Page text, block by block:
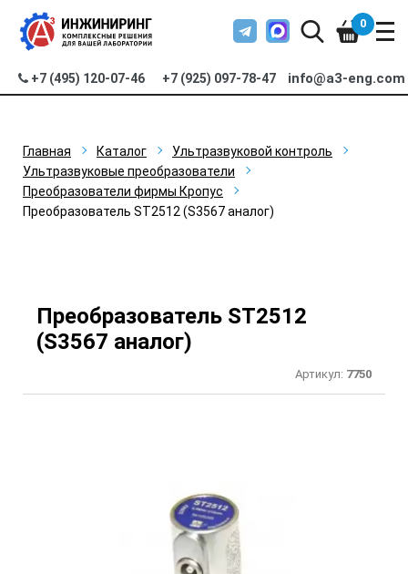
+7 (495) 120-07-46 +7 (925) 097-78-47 info@a3-eng.com
0
Главная Каталог
Ультразвуковой контроль
Ультразвуковые преобразователи
Преобразователи фирмы Кропус
Преобразователь ST2512 (S3567 аналог)
Преобразователь ST2512
(S3567 аналог)
Артикул: 7750